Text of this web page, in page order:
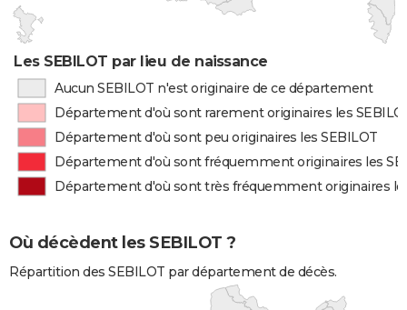
Les SEBILOT par lieu de naissance
Aucun SEBILOT n'est originaire de ce département
Département d'où sont rarement originaires les
Département d'où sont peu originaires les SEBILOT
Département d'où sont fréquemment originaires les
Département d'où sont très fréquemment originaires
Où décèdent les SEBILOT ?
Répartition des SEBILOT par département de décès.